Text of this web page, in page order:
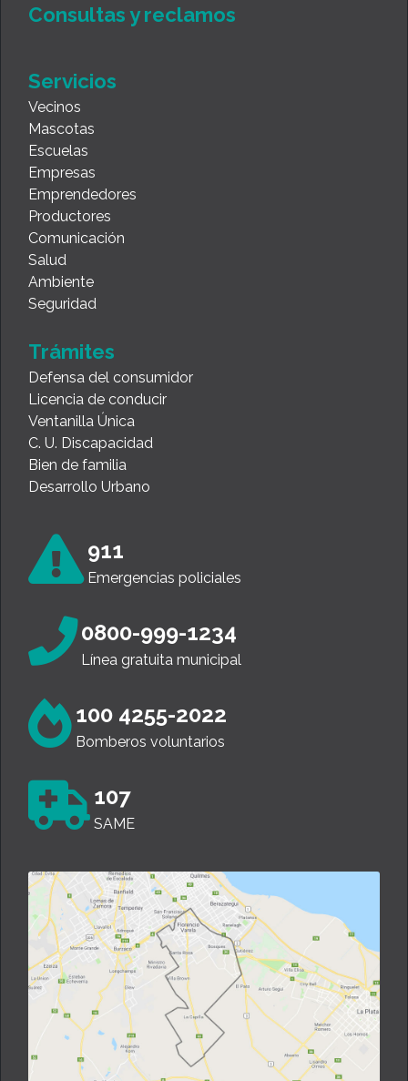
Consultas y reclamos
Servicios
Vecinos
Mascotas
Escuelas
Empresas
Emprendedores
Productores
Comunicación
Salud
Ambiente
Seguridad
Trámites
Defensa del consumidor
Licencia de conducir
Ventanilla Única
C. U. Discapacidad
Bien de familia
Desarrollo Urbano
911
Emergencias policiales
0800-999-1234
Línea gratuita municipal
100 4255-2022
Bomberos voluntarios
107
SAME